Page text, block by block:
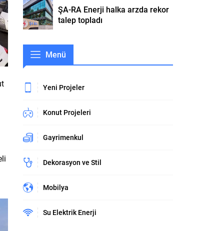
ŞA-RA Enerji halka arzda rekor
talep topladı
Menü
Yeni Projeler
Konut Projeleri
Gayrimenkul
Dekorasyon ve Stil
Mobilya
Su Elektrik Enerji